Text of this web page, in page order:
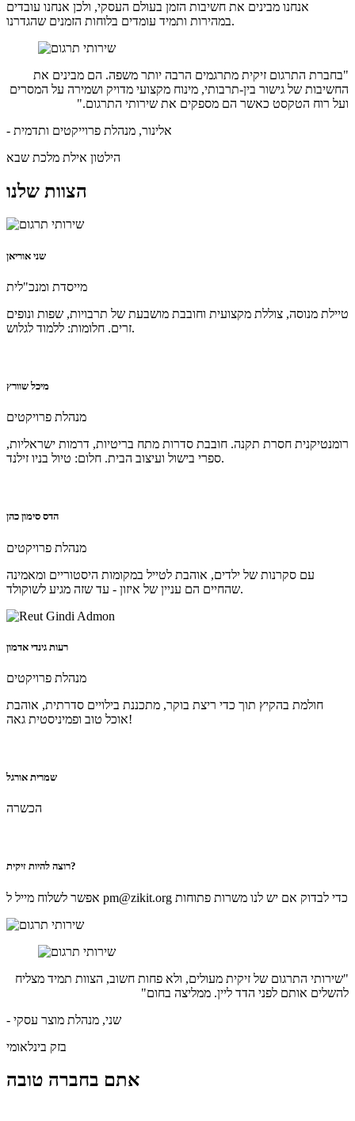
אנחנו מבינים את חשיבות הזמן בעולם העסקי, ולכן אנחנו עובדים
במהירות ותמיד עומדים בלוחות הזמנים שהגדרנו.
"בחברת התרגום זיקית מתרגמים הרבה יותר משפה. הם מבינים את
החשיבות של גישור בין-תרבותי, מינוח מקצועי מדויק ושמירה על המסרים
ועל רוח הטקסט כאשר הם מספקים את שירותי התרגום."
- אלינור, מנהלת פרוייקטים ותדמית
הילטון אילת מלכת שבא
הצוות שלנו
שני אוריאן
מייסדת ומנכ"לית
טיילת מנוסה, צוללת מקצועית וחובבת מושבעת של תרבויות, שפות ונופים
זרים. חלומות: ללמוד לגלוש.
מיכל שוורץ
מנהלת פרויקטים
רומנטיקנית חסרת תקנה. חובבת סדרות מתח בריטיות, דרמות ישראליות,
ספרי בישול ועיצוב הבית. חלום: טיול בניו זילנד.
הדס סימון כהן
מנהלת פרויקטים
עם סקרנות של ילדים, אוהבת לטייל במקומות היסטוריים ומאמינה
שהחיים הם עניין של איזון - עד שזה מגיע לשוקולד.
רעות גינדי אדמון
מנהלת פרויקטים
חולמת בהקיץ תוך כדי ריצת בוקר, מתכננת בילויים סדרתית, אוהבת
אוכל טוב ופמיניסטית גאה!
שמרית אורגל
הכשרה
רוצה להיות זיקית?
אפשר לשלוח מייל ל pm@zikit.org כדי לבדוק אם יש לנו משרות פתוחות
"שירותי התרגום של זיקית מעולים, ולא פחות חשוב, הצוות תמיד מצליח
להשלים אותם לפני הדד ליין. ממליצה בחום"
- שני, מנהלת מוצר עסקי
בזק בינלאומי
אתם בחברה טובה